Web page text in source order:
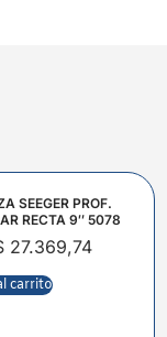
SEEGER PROF.
RECTA 9″ 5078
27.369,74
carrito